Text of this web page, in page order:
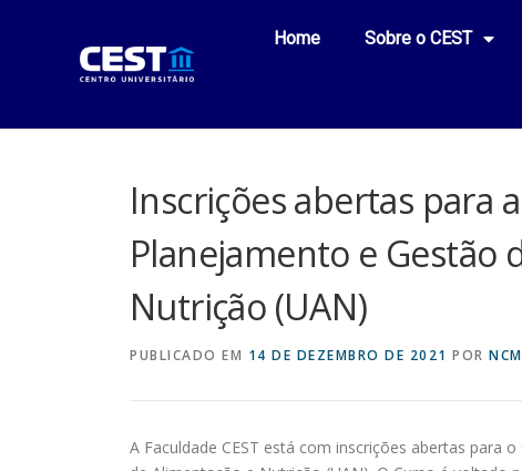
Home Sobre o CEST
Inscrições abertas para
Planejamento e Gestão
Nutrição (UAN)
PUBLICADO EM 14 DE DEZEMBRO DE 2021 POR
A Faculdade CEST está com inscrições abertas para